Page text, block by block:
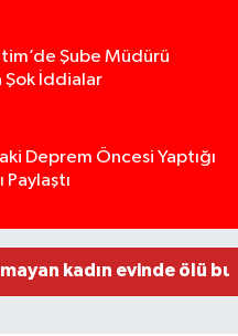
Şube Müdürü
Şok İddialar
Deprem Öncesi Yaptığı
Paylaştı
silahlı kavgada
birbirine girdiği kavga
OTOMOBİL GÜL
kadın evinde ölü